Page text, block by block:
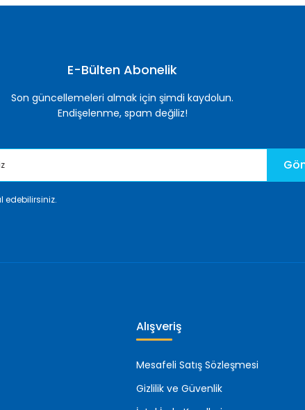
E-Bülten Abonelik
Son güncellemeleri almak için şimdi kaydolun.
Endişelenme, spam değiliz!
edebilirsiniz.
Alışveriş
Mesafeli Satış Sözleşmesi
Gizlilik ve Güvenlik